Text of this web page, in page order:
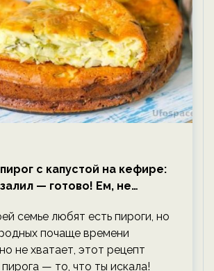
с капустой на кефире:
— готово! Ем, не
семье любят есть пироги, но
почаще времени
не хватает, этот рецепт
пирога — то, что ты искала!